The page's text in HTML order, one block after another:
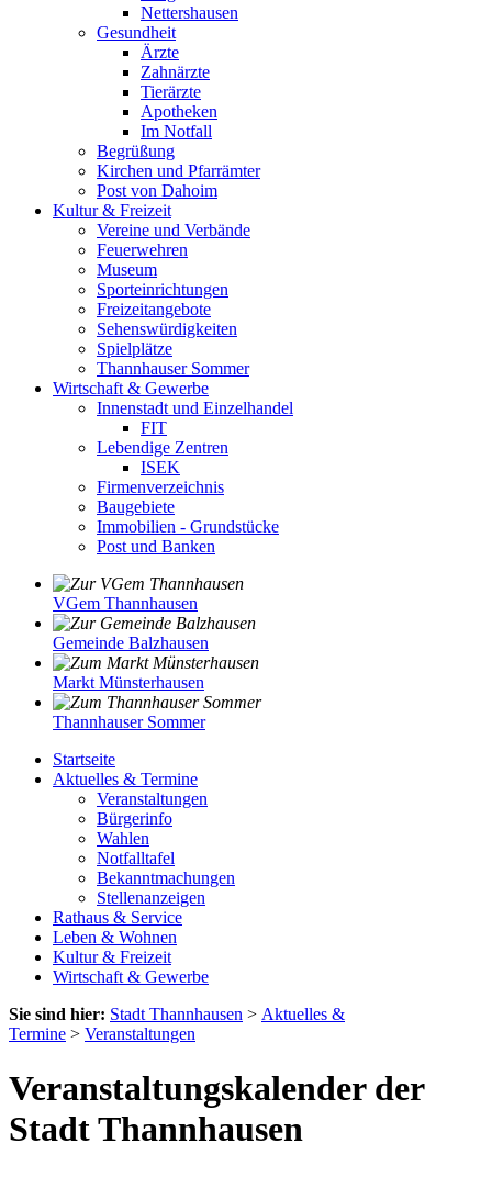
Nettershausen
Gesundheit
Ärzte
Zahnärzte
Tierärzte
Apotheken
Im Notfall
Begrüßung
Kirchen und Pfarrämter
Post von Dahoim
Kultur & Freizeit
Vereine und Verbände
Feuerwehren
Museum
Sporteinrichtungen
Freizeitangebote
Sehenswürdigkeiten
Spielplätze
Thannhauser Sommer
Wirtschaft & Gewerbe
Innenstadt und Einzelhandel
FIT
Lebendige Zentren
ISEK
Firmenverzeichnis
Baugebiete
Immobilien - Grundstücke
Post und Banken
VGem Thannhausen
Gemeinde Balzhausen
Markt Münsterhausen
Thannhauser Sommer
Startseite
Aktuelles & Termine
Veranstaltungen
Bürgerinfo
Wahlen
Notfalltafel
Bekanntmachungen
Stellenanzeigen
Rathaus & Service
Leben & Wohnen
Kultur & Freizeit
Wirtschaft & Gewerbe
Sie sind hier: Stadt Thannhausen > Aktuelles &
Termine > Veranstaltungen
Veranstaltungskalender der
Stadt Thannhausen